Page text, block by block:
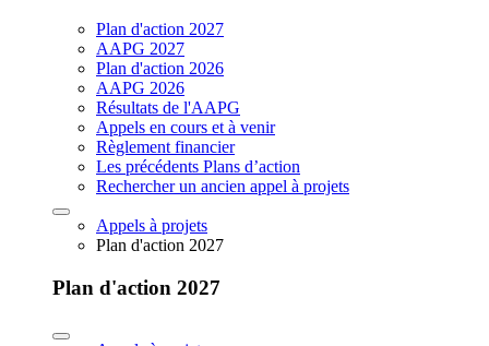
Plan d'action 2027
AAPG 2027
Plan d'action 2026
AAPG 2026
Résultats de l'AAPG
Appels en cours et à venir
Règlement financier
Les précédents Plans d’action
Rechercher un ancien appel à projets
Appels à projets
Plan d'action 2027
Plan d'action 2027